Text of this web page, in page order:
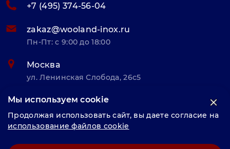
+7 (495) 374-56-04
zakaz@wooland-inox.ru
Пн-Пт: с 9:00 до 18:00
Москва
ул. Ленинская Слобода, 26с5
© «Велунд нержавейка» 2025, Разработка и комплексное
продвижение " LCAgency"
Мы используем cookie
Продолжая использовать сайт, вы даете согласие на
использование файлов cookie